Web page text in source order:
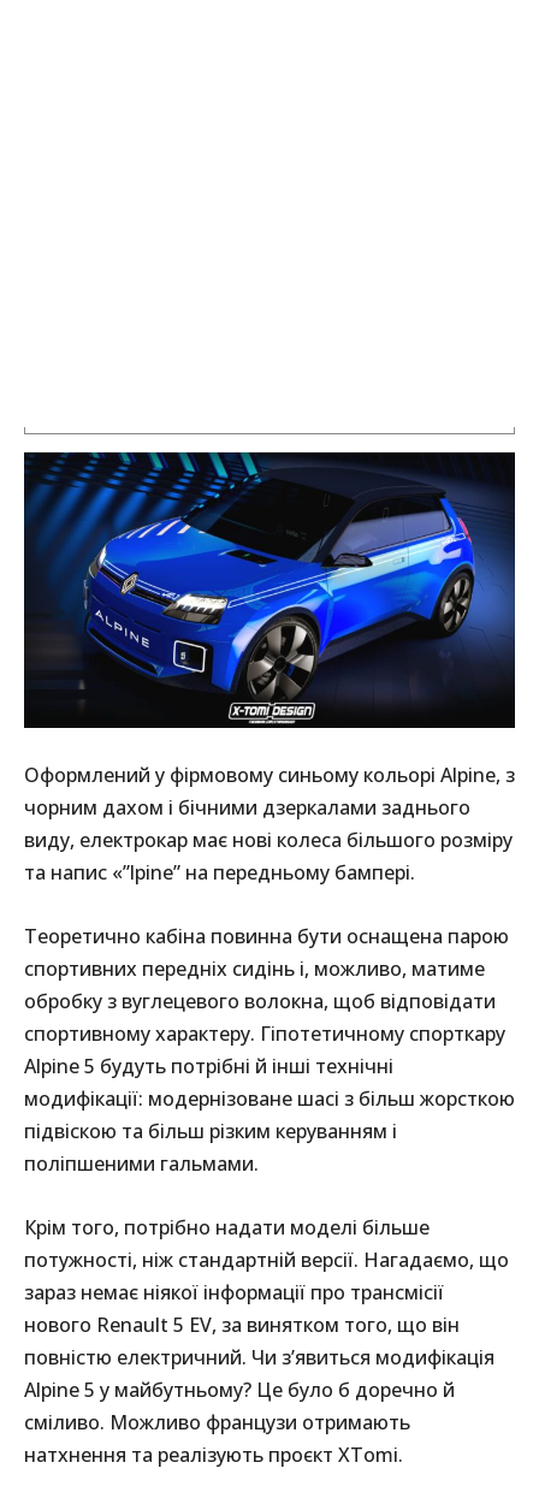
Оформлений у фірмовому синьому кольорі Alpine, з
чорним дахом і бічними дзеркалами заднього
виду, електрокар має нові колеса більшого розміру
та напис «”lpine” на передньому бампері.
Теоретично кабіна повинна бути оснащена парою
спортивних передніх сидінь і, можливо, матиме
обробку з вуглецевого волокна, щоб відповідати
спортивному характеру. Гіпотетичному спорткару
Alpine 5 будуть потрібні й інші технічні
модифікації: модернізоване шасі з більш жорсткою
підвіскою та більш різким керуванням і
поліпшеними гальмами.
Крім того, потрібно надати моделі більше
потужності, ніж стандартній версії. Нагадаємо, що
зараз немає ніякої інформації про трансмісії
нового Renault 5 EV, за винятком того, що він
повністю електричний. Чи з’явиться модифікація
Alpine 5 у майбутньому? Це було б доречно й
сміливо. Можливо французи отримають
натхнення та реалізують проєкт XTomi.